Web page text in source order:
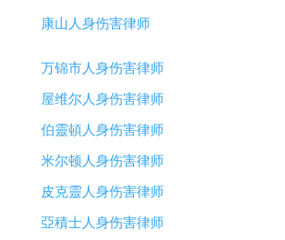
康山人身伤害律师
万锦市人身伤害律师
屋维尔人身伤害律师
伯靈頓人身伤害律师
米尔顿人身伤害律师
皮克靈人身伤害律师
亞積士人身伤害律师